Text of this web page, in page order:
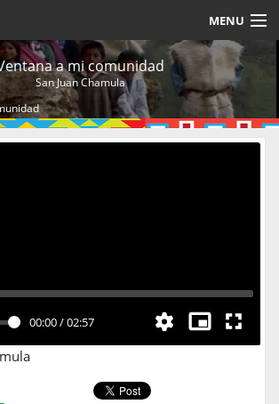
MENU
Cerrar Sesión
a mi comunidad
San Juan Chamula
00:00/02:57